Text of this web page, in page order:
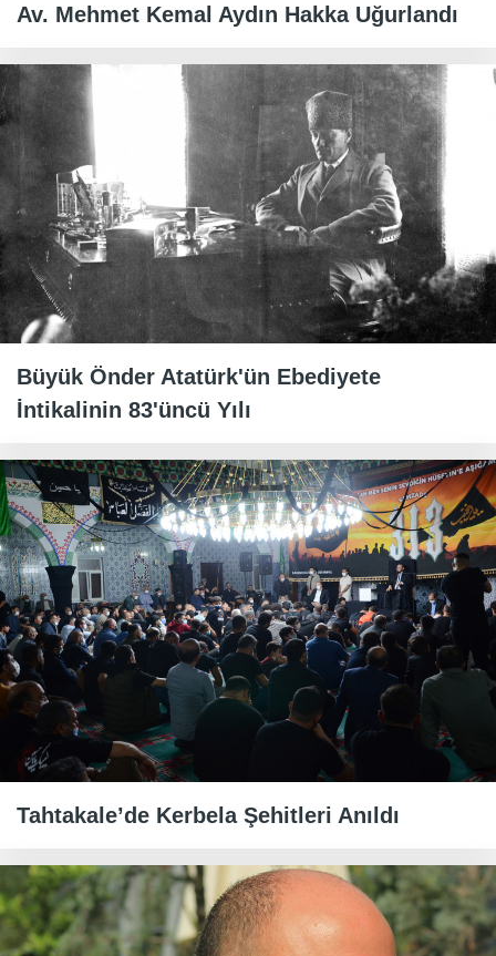
Av. Mehmet Kemal Aydın Hakka Uğurlandı
Büyük Önder Atatürk'ün Ebediyete
İntikalinin 83'üncü Yılı
Tahtakale’de Kerbela Şehitleri Anıldı